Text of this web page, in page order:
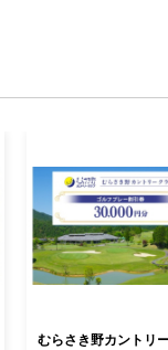
むらさき野カントリ